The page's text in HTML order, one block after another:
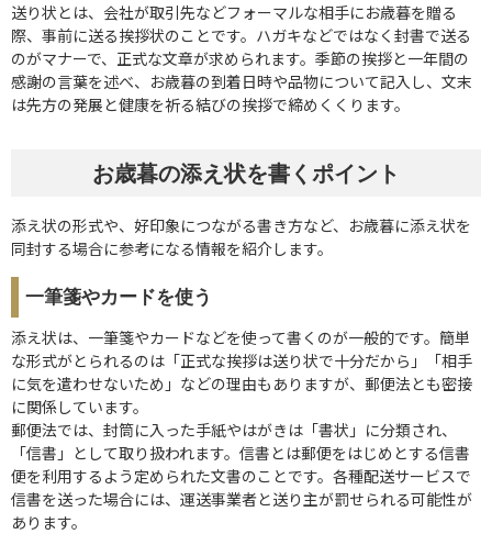
送り状とは、会社が取引先などフォーマルな相手にお歳暮を贈る
際、事前に送る挨拶状のことです。ハガキなどではなく封書で送る
のがマナーで、正式な文章が求められます。季節の挨拶と一年間の
感謝の言葉を述べ、お歳暮の到着日時や品物について記入し、文末
は先方の発展と健康を祈る結びの挨拶で締めくくります。
お歳暮の添え状を書くポイント
添え状の形式や、好印象につながる書き方など、お歳暮に添え状を
同封する場合に参考になる情報を紹介します。
一筆箋やカードを使う
添え状は、一筆箋やカードなどを使って書くのが一般的です。簡単
な形式がとられるのは「正式な挨拶は送り状で十分だから」「相手
に気を遣わせないため」などの理由もありますが、郵便法とも密接
に関係しています。
郵便法では、封筒に入った手紙やはがきは「書状」に分類され、
「信書」として取り扱われます。信書とは郵便をはじめとする信書
便を利用するよう定められた文書のことです。各種配送サービスで
信書を送った場合には、運送事業者と送り主が罰せられる可能性が
あります。